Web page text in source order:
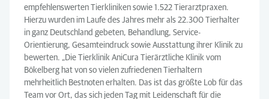
empfehlenswerten Tierkliniken sowie 1.522 Tierarztpraxen.
Hierzu wurden im Laufe des Jahres mehr als 22.300 Tierhalter
in ganz Deutschland gebeten, Behandlung, Service-
Orientierung, Gesamteindruck sowie Ausstattung ihrer Klinik zu
bewerten. „Die Tierklinik AniCura Tierärztliche Klinik vom
Bökelberg hat von so vielen zufriedenen Tierhaltern
mehrheitlich Bestnoten erhalten. Das ist das größte Lob für das
Team vor Ort, das sich jeden Tag mit Leidenschaft für die